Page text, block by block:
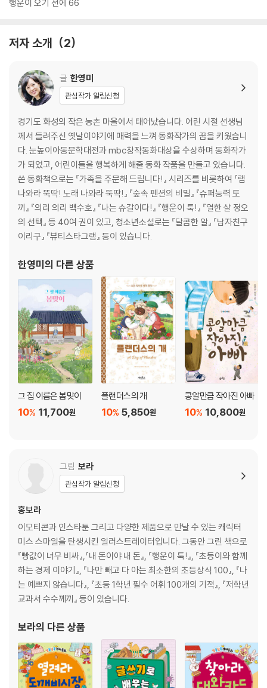
행운이 오기 전에 66
저자 소개 2
글 한영미
관심작가 알림신청
경기도 화성의 작은 농촌 마을에서 태어났습니다. 어린 시절 선생님
께서 들려주신 옛날이야기에 매력을 느껴 동화작가의 꿈을 키웠습니
다. 눈높이아동문학대전과 mbc창작동화대상을 수상하며 동화작가
가 되었고, 어린이들을 행복하게 해줄 동화 작품을 만들고 있습니다.
쓴 동화책으로는 『가족을 주문해 드립니다!』 시리즈를 비롯하여 『랩
나와라 뚝딱! 노래 나와라 뚝딱!』 『숲속 펜션의 비밀』 『슈퍼능력 토
끼』 『의리 의리 백수호』 『나는 슈갈이다!』 『행운이 툭!』 『열한 살 정오
의 선택』 등 40여 권이 있고, 청소년소설로는 『달콤한 알』 『남자친구
이리구』 『뷰티스타그램』 등이 있습니다.
한영미 의 다른 상품
그 집 이름은 봄맞이
11,700원
10%
플랜더스의 개
5,850원
10%
콩알만큼 작아진 아빠
10,800원
10%
그림 보라
관심작가 알림신청
홍보라
이모티콘과 인스타툰 그리고 다양한 제품으로 만날 수 있는 캐릭터
미스 스마일을 탄생시킨 일러스트레이터입니다. 그동안 그린 책으로
『빵값이 너무 비싸』,『내 돈이야 내 돈』, 『행운이 툭!』, 『초등이와 함께
하는 경제 이야기』, 『나만 빼고 다 아는 최소한의 초등상식 100』, 『나
는 예쁘지 않습니다』, 『초등 1학년 필수 어휘 100개의 기적』, 『저학년
교과서 수수께끼』 등이 있습니다.
보라의 다른 상품